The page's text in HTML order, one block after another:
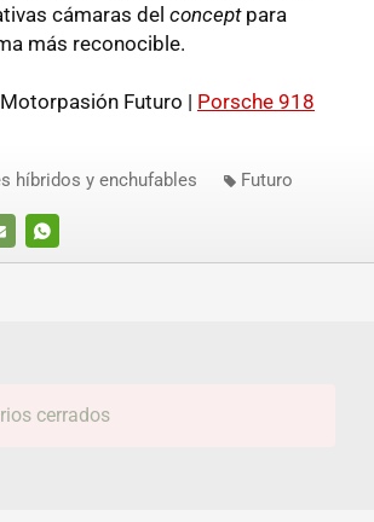
cámaras del conceptpara
más reconocible.
Futuro | Porsche 918
WHATSAPP
híbridos y enchufables Futuro
cerrados